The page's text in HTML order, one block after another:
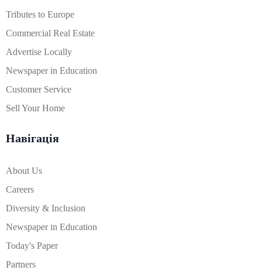
Tributes to Europe
Commercial Real Estate
Advertise Locally
Newspaper in Education
Customer Service
Sell Your Home
Навігація
About Us
Careers
Diversity & Inclusion
Newspaper in Education
Today's Paper
Partners